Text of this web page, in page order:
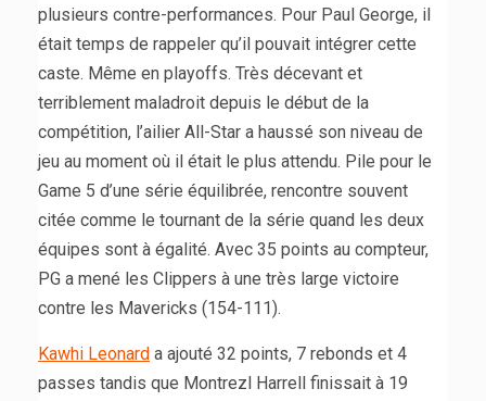
plusieurs contre-performances. Pour Paul George, il
était temps de rappeler qu’il pouvait intégrer cette
caste. Même en playoffs. Très décevant et
terriblement maladroit depuis le début de la
compétition, l’ailier All-Star a haussé son niveau de
jeu au moment où il était le plus attendu. Pile pour le
Game 5 d’une série équilibrée, rencontre souvent
citée comme le tournant de la série quand les deux
équipes sont à égalité. Avec 35 points au compteur,
PG a mené les Clippers à une très large victoire
contre les Mavericks (154-111).
Kawhi Leonard a ajouté 32 points, 7 rebonds et 4
passes tandis que Montrezl Harrell finissait à 19